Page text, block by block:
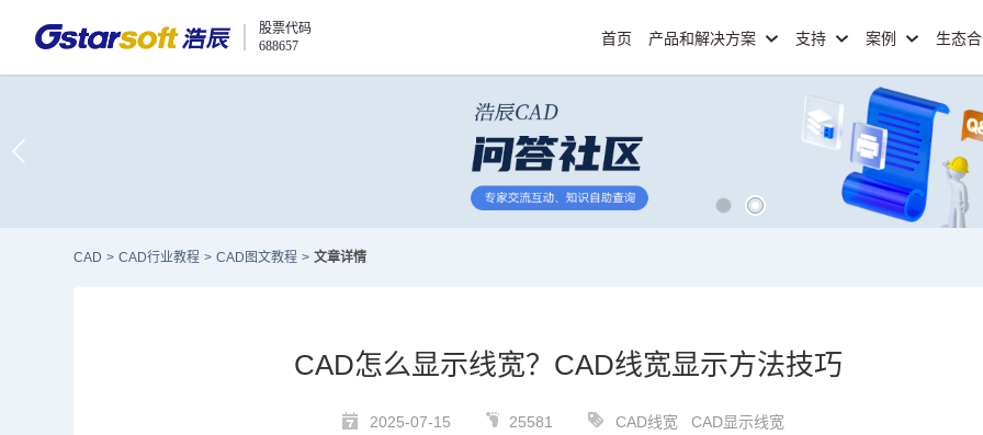
股票代码
688657
首页 产品和解决方案 支持 案例 生态
CAD > CAD行业教程 > CAD图文教程 > 文章详情
CAD怎么显示线宽？CAD线宽显示方法技巧
2025-07-15 25581 CAD线宽 CAD显示线宽